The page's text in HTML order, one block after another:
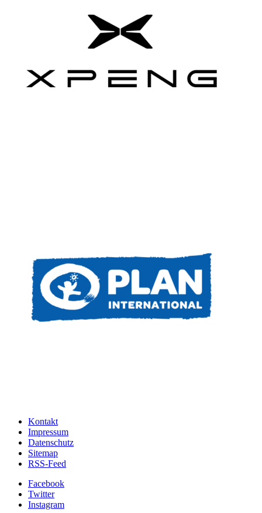
Kontakt
Impressum
Datenschutz
Sitemap
RSS-Feed
Facebook
Twitter
Instagram